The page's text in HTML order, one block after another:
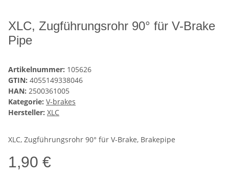
XLC, Zugführungsrohr 90° für V-Brake
Pipe
Artikelnummer: 105626
GTIN: 4055149338046
HAN: 2500361005
Kategorie: V-brakes
Hersteller: XLC
XLC, Zugführungsrohr 90° für V-Brake, Brakepipe
1,90 €